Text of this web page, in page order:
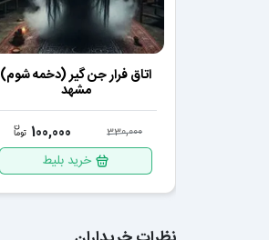
اتاق فرار جن‌ گیر (دخمه شوم)
مشهد
330,000
100,000
خرید بلیط